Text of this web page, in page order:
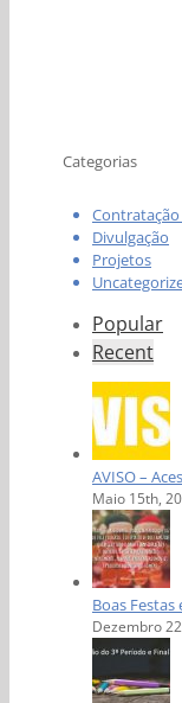
Categorias
Contratação
Divulgação
Projetos
Popular
Recent
AVISO –
Maio 15th,
Boas Festas
Dezembro